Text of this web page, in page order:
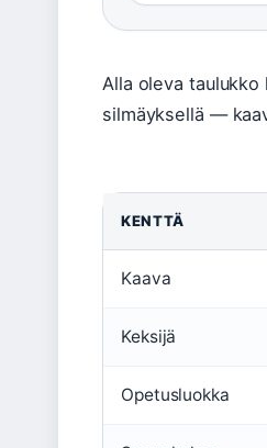
Alla oleva
silmäyksellä —
KENTTÄ
Kaava
Keksijä
Opetusluokka